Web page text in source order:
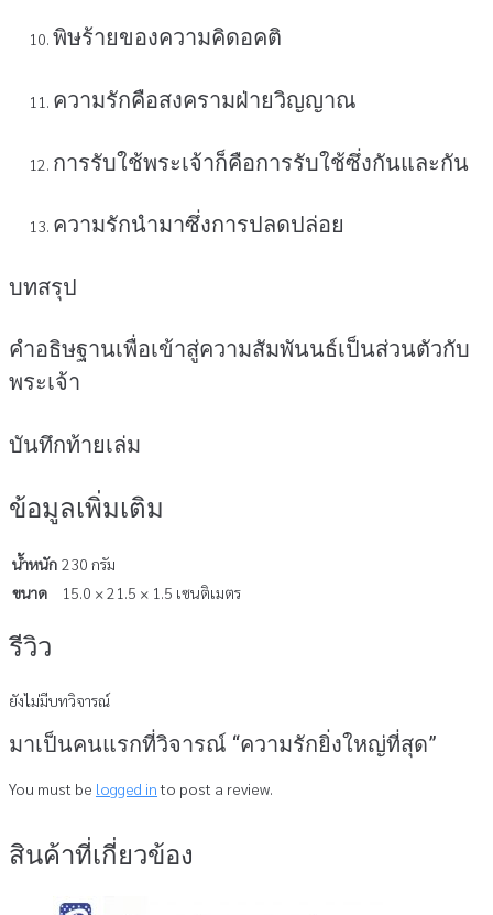
พิษร้ายของความคิดอคติ
ความรักคือสงครามฝ่ายวิญญาณ
การรับใช้พระเจ้าก็คือการรับใช้ซึ่งกันและกัน
ความรักนำมาซึ่งการปลดปล่อย
บทสรุป
คำอธิษฐานเพื่อเข้าสู่ความสัมพันนธ์เป็นส่วนตัวกับ
พระเจ้า
บันทึกท้ายเล่ม
ข้อมูลเพิ่มเติม
น้ำหนัก 230 กรัม
ขนาด
15.0 × 21.5 × 1.5 เซนติเมตร
รีวิว
ยังไม่มีบทวิจารณ์
มาเป็นคนแรกที่วิจารณ์ “ความรักยิ่งใหญ่ที่สุด”
You must be logged into post a review.
สินค้าที่เกี่ยวข้อง